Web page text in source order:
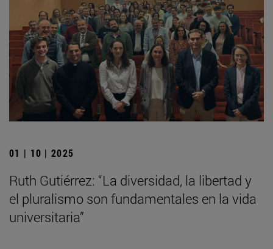
01 | 10 | 2025
Ruth Gutiérrez: “La diversidad, la libertad y
el pluralismo son fundamentales en la vida
universitaria”